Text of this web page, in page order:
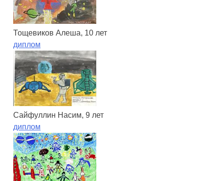
Тощевиков Алеша, 10 лет
диплом
Сайфуллин Насим, 9 лет
диплом